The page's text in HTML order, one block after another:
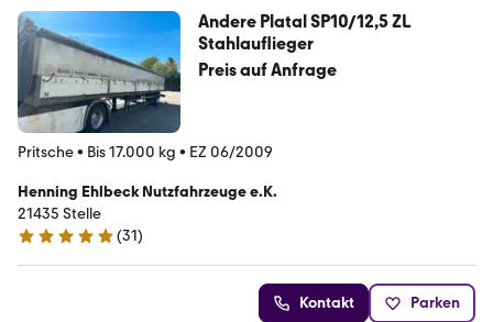
Andere Platal SP10/12,5 ZL
Stahlauflieger
Preis auf Anfrage
Pritsche• Bis 17.000 kg • EZ 06/2009
Henning Ehlbeck Nutzfahrzeuge e.K.
21435 Stelle
5 Sterne
(31)
Kontakt Parken